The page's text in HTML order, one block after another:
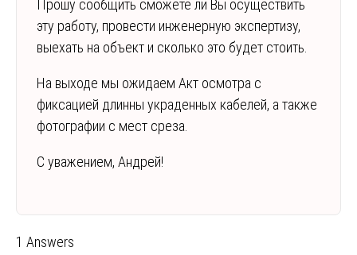
Прошу сообщить сможете ли Вы осуществить
эту работу, провести инженерную экспертизу,
выехать на объект и сколько это будет стоить.
На выходе мы ожидаем Акт осмотра с
фиксацией длинны украденных кабелей, а также
фотографии с мест среза.
С уважением, Андрей!
1 Answers